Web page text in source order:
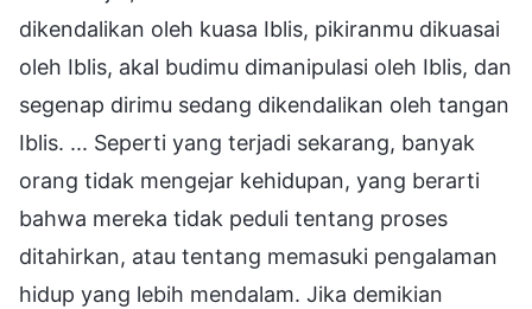
dikendalikan oleh kuasa Iblis, pikiranmu dikuasai
oleh Iblis, akal budimu dimanipulasi oleh Iblis, dan
segenap dirimu sedang dikendalikan oleh tangan
Iblis. ... Seperti yang terjadi sekarang, banyak
orang tidak mengejar kehidupan, yang berarti
bahwa mereka tidak peduli tentang proses
ditahirkan, atau tentang memasuki pengalaman
hidup yang lebih mendalam. Jika demikian